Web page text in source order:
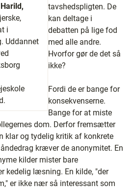
i
Uddannet
tavshedspligten. De
kan deltage i
debatten på lige fod
med alle andre.
Hvorfor gør de det så
ikke?
Fordi de er bange for
konsekvenserne.
Bange for at miste
dom. Derfor fremsætter
klar og tydelig kritik af konkrete
kræver de anonymitet. En
kilder mister bare
kedelig læsning. En kilde, "der
er ikke nær så interessant som